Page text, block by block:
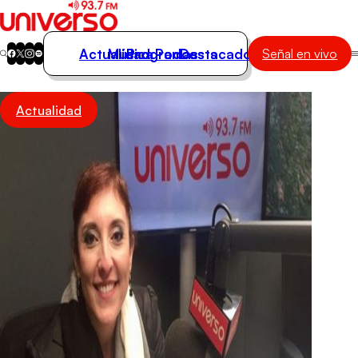
Actualidad
Música
Destacados
Actualidad
Música
Programas
Podcasts
Destacados Señal en vivo
Actualidad